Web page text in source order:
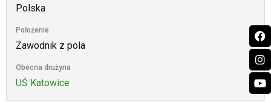
Polska
Położenie
Zawodnik z pola
Obecna drużyna
UŚ Katowice